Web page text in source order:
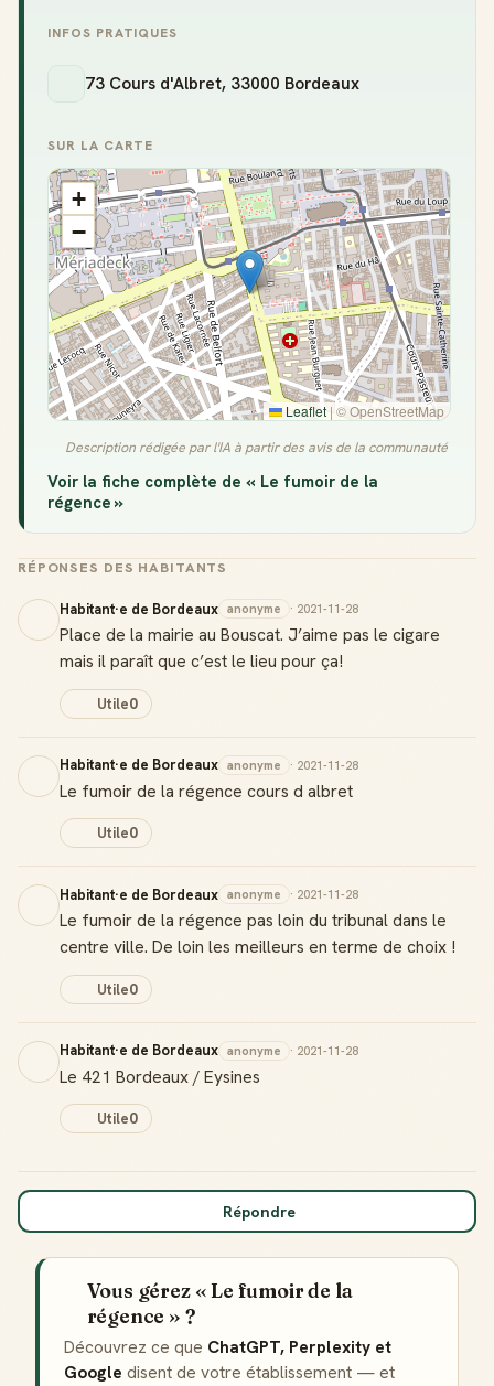
INFOS PRATIQUES
73 Cours d'Albret, 33000 Bordeaux
SUR LA CARTE
+
−
Leaflet | © OpenStreetMap
Description rédigée par l'IA à partir des avis de la communauté
Voir la fiche complète de « Le fumoir de la
régence »
RÉPONSES DES HABITANTS
Habitant·e de Bordeaux anonyme · 2021-11-28
Place de la mairie au Bouscat. J’aime pas le cigare
mais il paraît que c’est le lieu pour ça!
Utile0
Habitant·e de Bordeaux anonyme · 2021-11-28
Le fumoir de la régence cours d albret
Utile0
Habitant·e de Bordeaux anonyme · 2021-11-28
Le fumoir de la régence pas loin du tribunal dans le
centre ville. De loin les meilleurs en terme de choix !
Utile0
Habitant·e de Bordeaux anonyme · 2021-11-28
Le 421 Bordeaux / Eysines
Utile0
Répondre
Vous gérez « Le fumoir de la
régence » ?
Découvrez ce que ChatGPT, Perplexity et
Google disent de votre établissement — et
Badge Guide Local
Score de réputation
Gagne des points à chaque contribution utile
Reconnaissance locale
Deviens une référence dans ta ville
Notifications
Sois notifié quand ton avis aide quelqu'un